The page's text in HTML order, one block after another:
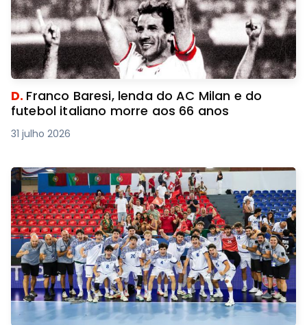
D. Franco Baresi, lenda do AC Milan e do
futebol italiano morre aos 66 anos
31 julho 2026